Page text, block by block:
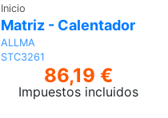
Inicio
Matriz - Calentador
ALLMA
STC3261
86,19 €
Impuestos incluidos